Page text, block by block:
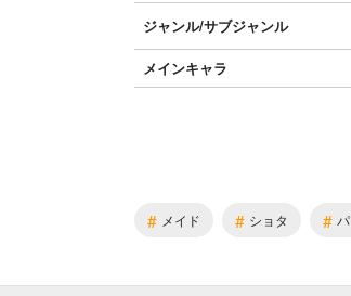
ジャンル/サブジャンル
メインキャラ
# メイド # ショタ #